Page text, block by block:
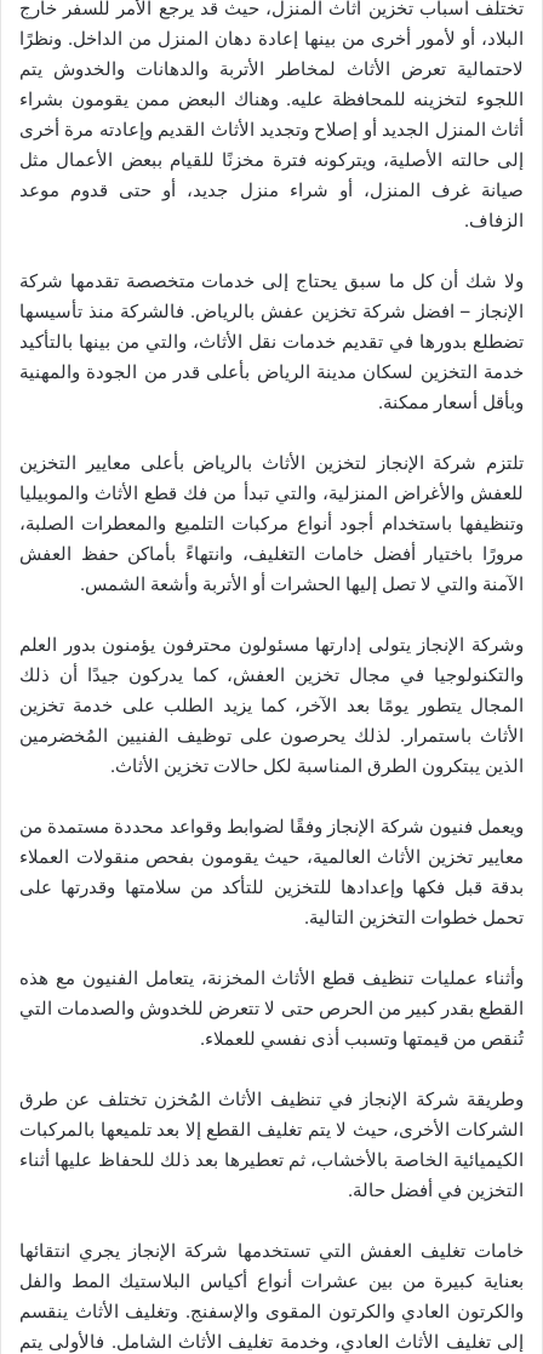
تختلف أسباب تخزين أثاث المنزل، حيث قد يرجع الأمر للسفر خارج
البلاد، أو لأمور أخرى من بينها إعادة دهان المنزل من الداخل. ونظرًا
لاحتمالية تعرض الأثاث لمخاطر الأتربة والدهانات والخدوش يتم
اللجوء لتخزينه للمحافظة عليه. وهناك البعض ممن يقومون بشراء
أثاث المنزل الجديد أو إصلاح وتجديد الأثاث القديم وإعادته مرة أخرى
إلى حالته الأصلية، ويتركونه فترة مخزنًا للقيام ببعض الأعمال مثل
صيانة غرف المنزل، أو شراء منزل جديد، أو حتى قدوم موعد
الزفاف.
ولا شك أن كل ما سبق يحتاج إلى خدمات متخصصة تقدمها شركة
الإنجاز – افضل شركة تخزين عفش بالرياض. فالشركة منذ تأسيسها
تضطلع بدورها في تقديم خدمات نقل الأثاث، والتي من بينها بالتأكيد
خدمة التخزين لسكان مدينة الرياض بأعلى قدر من الجودة والمهنية
وبأقل أسعار ممكنة.
تلتزم شركة الإنجاز لتخزين الأثاث بالرياض بأعلى معايير التخزين
للعفش والأغراض المنزلية، والتي تبدأ من فك قطع الأثاث والموبيليا
وتنظيفها باستخدام أجود أنواع مركبات التلميع والمعطرات الصلبة،
مرورًا باختيار أفضل خامات التغليف، وانتهاءً بأماكن حفظ العفش
الآمنة والتي لا تصل إليها الحشرات أو الأتربة وأشعة الشمس.
وشركة الإنجاز يتولى إدارتها مسئولون محترفون يؤمنون بدور العلم
والتكنولوجيا في مجال تخزين العفش، كما يدركون جيدًا أن ذلك
المجال يتطور يومًا بعد الآخر، كما يزيد الطلب على خدمة تخزين
الأثاث باستمرار. لذلك يحرصون على توظيف الفنيين المُخضرمين
الذين يبتكرون الطرق المناسبة لكل حالات تخزين الأثاث.
ويعمل فنيون شركة الإنجاز وفقًا لضوابط وقواعد محددة مستمدة من
معايير تخزين الأثاث العالمية، حيث يقومون بفحص منقولات العملاء
بدقة قبل فكها وإعدادها للتخزين للتأكد من سلامتها وقدرتها على
تحمل خطوات التخزين التالية.
وأثناء عمليات تنظيف قطع الأثاث المخزنة، يتعامل الفنيون مع هذه
القطع بقدر كبير من الحرص حتى لا تتعرض للخدوش والصدمات التي
تُنقص من قيمتها وتسبب أذى نفسي للعملاء.
وطريقة شركة الإنجاز في تنظيف الأثاث المُخزن تختلف عن طرق
الشركات الأخرى، حيث لا يتم تغليف القطع إلا بعد تلميعها بالمركبات
الكيميائية الخاصة بالأخشاب، ثم تعطيرها بعد ذلك للحفاظ عليها أثناء
التخزين في أفضل حالة.
خامات تغليف العفش التي تستخدمها شركة الإنجاز يجري انتقائها
بعناية كبيرة من بين عشرات أنواع أكياس البلاستيك المط والفل
والكرتون العادي والكرتون المقوى والإسفنج. وتغليف الأثاث ينقسم
إلى تغليف الأثاث العادي، وخدمة تغليف الأثاث الشامل. فالأولى يتم